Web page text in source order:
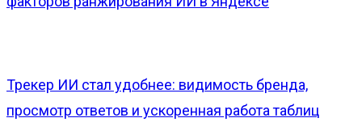
Трекер ИИ стал удобнее: видимость бренда,
просмотр ответов и ускоренная работа таблиц